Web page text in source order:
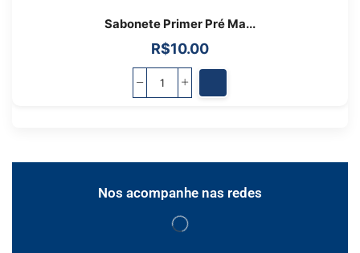
Sabonete Primer Pré Ma...
R$10.00
Nos acompanhe nas redes